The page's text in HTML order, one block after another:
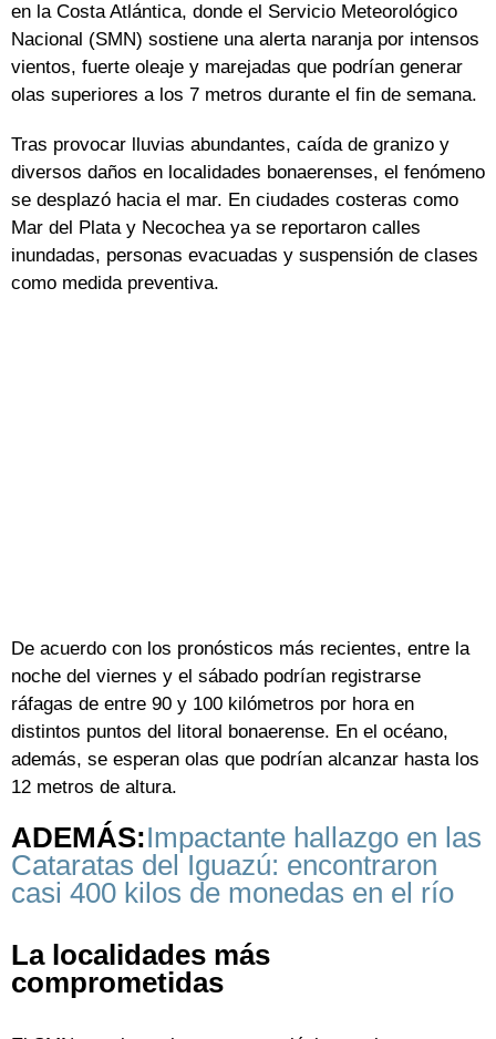
en la Costa Atlántica, donde el Servicio Meteorológico
Nacional (SMN) sostiene una alerta naranja por intensos
vientos, fuerte oleaje y marejadas que podrían generar
olas superiores a los 7 metros durante el fin de semana.
Tras provocar lluvias abundantes, caída de granizo y
diversos daños en localidades bonaerenses, el fenómeno
se desplazó hacia el mar. En ciudades costeras como
Mar del Plata y Necochea ya se reportaron calles
inundadas, personas evacuadas y suspensión de clases
como medida preventiva.
De acuerdo con los pronósticos más recientes, entre la
noche del viernes y el sábado podrían registrarse
ráfagas de entre 90 y 100 kilómetros por hora en
distintos puntos del litoral bonaerense. En el océano,
además, se esperan olas que podrían alcanzar hasta los
12 metros de altura.
ADEMÁS:Impactante hallazgo en las
Cataratas del Iguazú: encontraron
casi 400 kilos de monedas en el río
La localidades más
comprometidas